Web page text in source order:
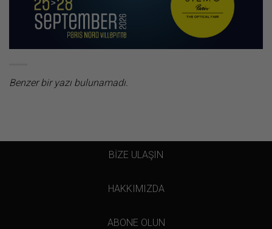
Benzer bir yazı bulunamadı.
BİZE ULAŞIN
HAKKIMIZDA
ABONE OLUN